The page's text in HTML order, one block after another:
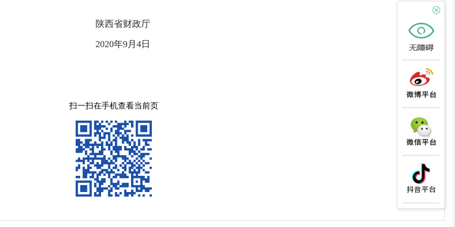
陕西省财政厅
2020年9月4日
扫一扫在手机查看当前页